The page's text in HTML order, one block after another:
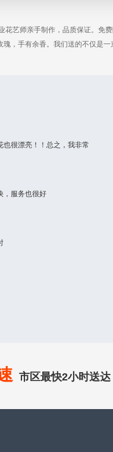
艺师亲手制作，品质保证。免
，手有余香。我们送的不仅是一
也很漂亮！！总之，我非常
，服务也很好
市区最快2小时送达